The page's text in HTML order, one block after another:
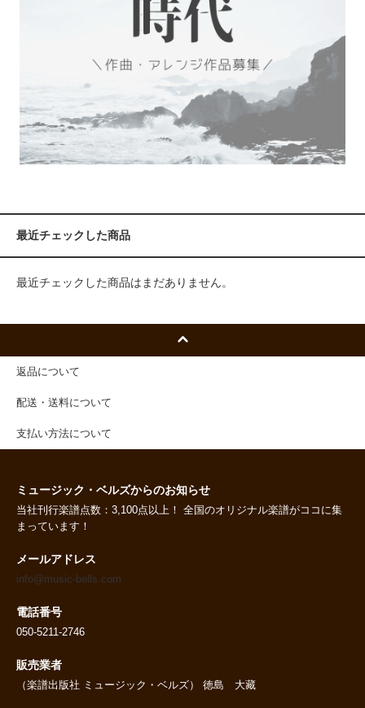
最近チェックした商品
最近チェックした商品はまだありません。
返品について
配送・送料について
支払い方法について
ミュージック・ベルズからのお知らせ
当社刊行楽譜点数：3,100点以上！ 全国のオリジナル楽譜がココに集
まっています！
メールアドレス
info@music-bells.com
電話番号
050-5211-2746
販売業者
（楽譜出版社 ミュージック・ベルズ） 徳島 大藏